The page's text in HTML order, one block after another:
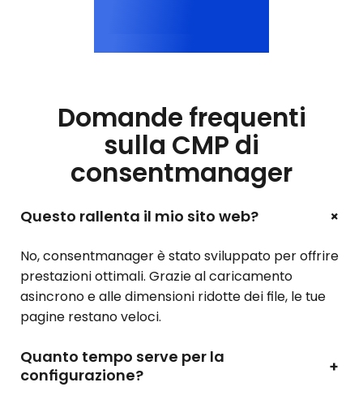
Domande frequenti
sulla CMP di
consentmanager
Questo rallenta il mio sito web? +
No, consentmanager è stato sviluppato per offrire
prestazioni ottimali. Grazie al caricamento
asincrono e alle dimensioni ridotte dei file, le tue
pagine restano veloci.
Quanto tempo serve per la
configurazione?
+